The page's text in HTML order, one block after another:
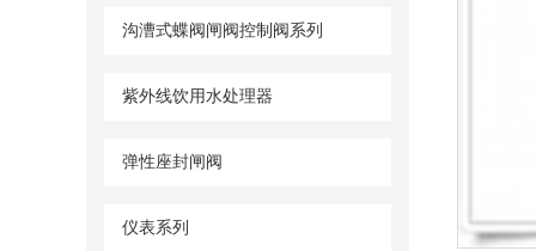
沟漕式蝶阀闸阀控制阀系列
紫外线饮用水处理器
弹性座封闸阀
仪表系列